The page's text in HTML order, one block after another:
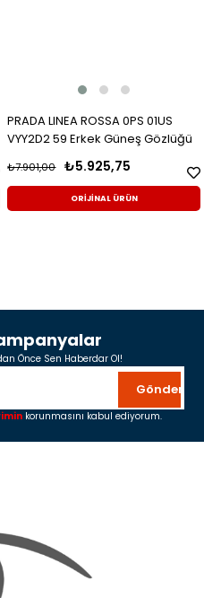
PRADA LINEA ROSSA 0PS 01US
VYY2D2 59 Erkek Güneş Gözlüğü
₺5.925,75
₺7.901,00
ORİJİNAL ÜRÜN
Önce Sen Haberdar Ol!
Gönder
korunmasını kabul ediyorum.